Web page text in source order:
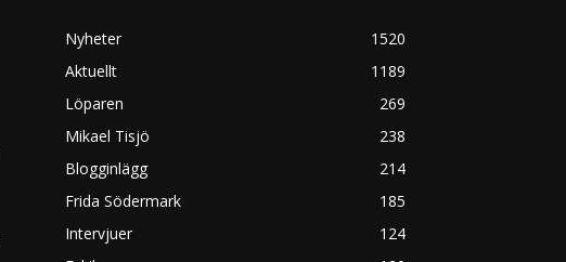
Nyheter
1520
Aktuellt
1189
Löparen
269
Mikael Tisjö
238
Blogginlägg
214
Frida Södermark
185
Intervjuer
124